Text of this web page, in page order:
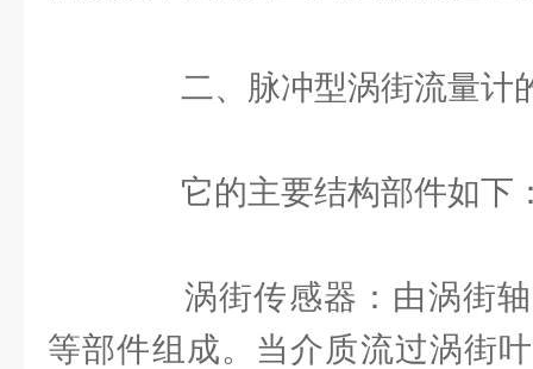
二、脉冲型涡街流量计
它的主要结构部件如下
涡街传感器：由涡街轴
等部件组成。当介质流过涡街